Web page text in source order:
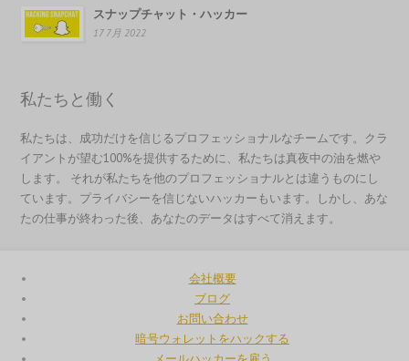
スナップチャット・ハッカー
17 7月 2022
私たちと働く
私たちは、成功だけを信じるプロフェッショナルなチームです。クラ
イアントが望む100%を提供するために、私たちは真夜中の油を燃や
します。 それが私たちを他のプロフェッショナルとは違うものにし
ています。プライバシーを信じないハッカーもいます。しかし、あな
たの仕事が終わった後、あなたのデータはすべて消えます。
会社概要
ブログ
お問い合わせ
暗号ウォレットをハックする
Español
فارسی
Français du Canada
Français de Belgique
עִבְרִית